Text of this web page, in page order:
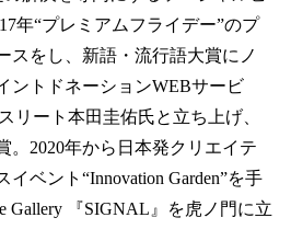
年“プレミアムフライデー”のプ
スをし、新語・流行語大賞にノ
ントドネーションWEBサービ
リート本田圭佑氏と立ち上げ、
。2020年から日本発クリエイテ
ベント“Innovation Garden”を手
Gallery 『SIGNAL』を虎ノ門に立